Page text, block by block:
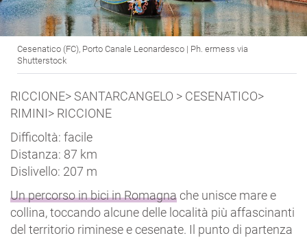
Cesenatico (FC), Porto Canale Leonardesco | Ph. ermess via
Shutterstock
RICCIONE> SANTARCANGELO > CESENATICO>
RIMINI> RICCIONE
Difficoltà: facile
Distanza: 87 km
Dislivello: 207 m
Un percorso in bici in Romagnache unisce mare e
collina, toccando alcune delle località più affascinanti
del territorio riminese e cesenate. Il punto di partenza